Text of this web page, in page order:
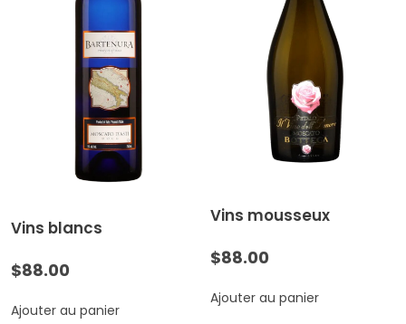
Vins blancs
$88.00
Ajouter au panier
Vins mousseux
$88.00
Ajouter au panier